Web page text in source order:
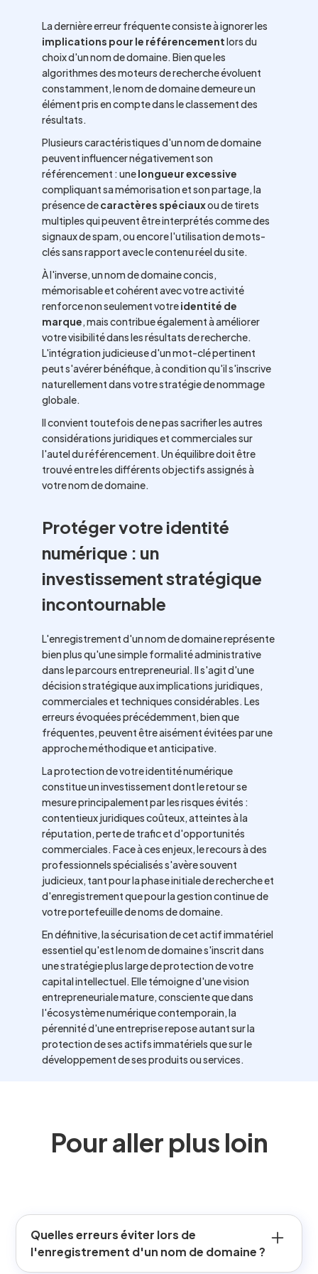
La dernière erreur fréquente consiste à ignorer les
implications pour le référencementlors du
choix d'un nom de domaine. Bien que les
algorithmes des moteurs de recherche évoluent
constamment, le nom de domaine demeure un
élément pris en compte dans le classement des
résultats.
Plusieurs caractéristiques d'un nom de domaine
peuvent influencer négativement son
référencement : unelongueur excessive
compliquant sa mémorisation et son partage, la
présence decaractères spéciauxou de tirets
multiples qui peuvent être interprétés comme des
signaux de spam, ou encore l'utilisation de mots-
clés sans rapport avec le contenu réel du site.
À l'inverse, un nom de domaine concis,
mémorisable et cohérent avec votre activité
renforce non seulement votreidentité de
marque, mais contribue également à améliorer
votre visibilité dans les résultats de recherche.
L'intégration judicieuse d'un mot-clé pertinent
peut s'avérer bénéfique, à condition qu'il s'inscrive
naturellement dans votre stratégie de nommage
globale.
Il convient toutefois de ne pas sacrifier les autres
considérations juridiques et commerciales sur
l'autel du référencement. Un équilibre doit être
trouvé entre les différents objectifs assignés à
votre nom de domaine.
Protéger votre identité
numérique : un
investissement stratégique
incontournable
L'enregistrement d'un nom de domaine représente
bien plus qu'une simple formalité administrative
dans le parcours entrepreneurial. Il s'agit d'une
décision stratégique aux implications juridiques,
commerciales et techniques considérables. Les
erreurs évoquées précédemment, bien que
fréquentes, peuvent être aisément évitées par une
approche méthodique et anticipative.
La protection de votre identité numérique
constitue un investissement dont le retour se
mesure principalement par les risques évités :
contentieux juridiques coûteux, atteintes à la
réputation, perte de trafic et d'opportunités
commerciales. Face à ces enjeux, le recours à des
professionnels spécialisés s'avère souvent
judicieux, tant pour la phase initiale de recherche et
d'enregistrement que pour la gestion continue de
votre portefeuille de noms de domaine.
En définitive, la sécurisation de cet actif immatériel
essentiel qu'est le nom de domaine s'inscrit dans
une stratégie plus large de protection de votre
capital intellectuel. Elle témoigne d'une vision
entrepreneuriale mature, consciente que dans
l'écosystème numérique contemporain, la
pérennité d'une entreprise repose autant sur la
protection de ses actifs immatériels que sur le
développement de ses produits ou services.
Pour aller plus loin
Quelles erreurs éviter lors de
l'enregistrement d'un nom de domaine ?